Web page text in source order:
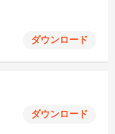
ダウンロード
ダウンロード